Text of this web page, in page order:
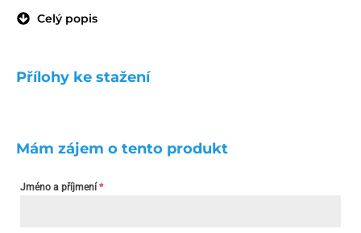
Celý popis
Přílohy ke stažení
Mám zájem o tento produkt
Jméno a příjmení*